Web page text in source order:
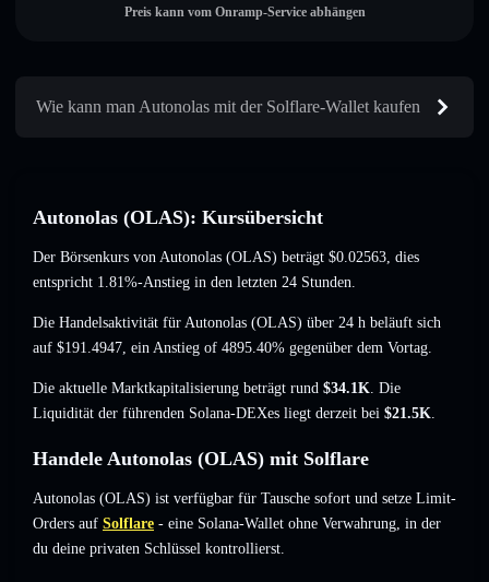
Preis kann vom Onramp-Service abhängen
Wie kann man Autonolas mit der Solflare-Wallet kaufen
Autonolas (OLAS): Kursübersicht
Der Börsenkurs von Autonolas (OLAS) beträgt $0.02563, dies
entspricht 1.81%-Anstieg in den letzten 24 Stunden.
Die Handelsaktivität für Autonolas (OLAS) über 24 h beläuft sich
auf $191.4947, ein Anstieg of 4895.40% gegenüber dem Vortag.
Die aktuelle Marktkapitalisierung beträgt rund $34.1K. Die
Liquidität der führenden Solana-DEXes liegt derzeit bei $21.5K.
Handele Autonolas (OLAS) mit Solflare
Autonolas (OLAS) ist verfügbar für Tausche sofort und setze Limit-
Orders auf Solflare - eine Solana-Wallet ohne Verwahrung, in der
du deine privaten Schlüssel kontrollierst.